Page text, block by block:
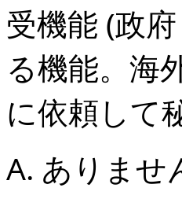
受機能 (政
る機能。海
に依頼して
A. ありませ